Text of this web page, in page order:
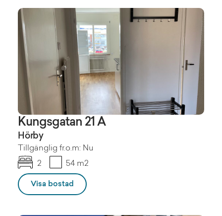
Kungsgatan 21 A
Hörby
Tillgänglig fr.o.m: Nu
2
54 m2
Visa bostad